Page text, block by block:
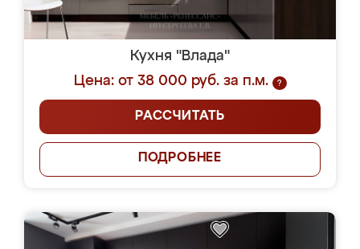
Кухня "Влада"
Цена: от 38 000 руб. за п.м.
?
РАССЧИТАТЬ
ПОДРОБНЕЕ